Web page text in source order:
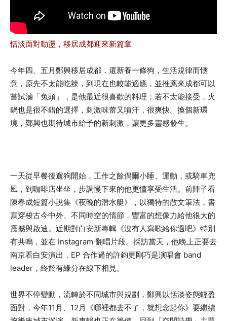
恬淡面對動盪，移居成都迎來新篇章
今年四、五月鄭興移居成都，還新養一條狗，生活規律而愜
意，原先不太能吃辣，到現在也較能適應，並推薦來成都可以
嘗試滷「兔頭」，是他最近很喜歡的料理；若不太能接受，火
鍋也是很不錯的選擇，刺激味蕾又噴汗，很爽快。換個新環
境，鄭興也期待城市給予的新刺激，讓更多靈感發生。
一天從早餐後遛狗開始，工作之餘偶爾小睡、運動，或騎車兜
風，到咖啡店坐坐，步調慢下來的他更懂享受生活。前陣子看
陳春成短篇小說集《夜晚的潛水艇》，以獨特的散文筆法，書
寫穿梭古今中外、不同時空的情節，豐富的想像力給他很大的
震撼與啟迪。近期對白安新專輯《沒有人寫歌給你過吧》特別
有共鳴，並在 Instagram 翻唱片段。採訪當天，他晚上正要去
南京看白安演出，EP 合作過的許鈞更剛巧是演唱會 band
leader，終於有緣分在線下相見。
世界不停變動，流轉於不同城市與規劃，鄭興以恬淡姿態輕盈
面對，今年11月、12月《哪裡都去不了，就想念起你》要繼續